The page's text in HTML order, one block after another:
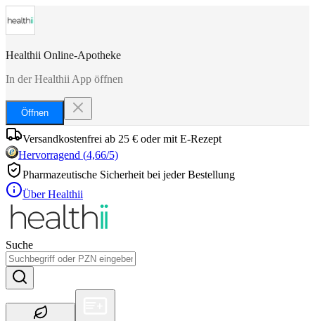
Healthii Online-Apotheke
In der Healthii App öffnen
Öffnen
Versandkostenfrei ab 25 € oder mit E-Rezept
Hervorragend (4,66/5)
Pharmazeutische Sicherheit bei jeder Bestellung
Über Healthii
Suche